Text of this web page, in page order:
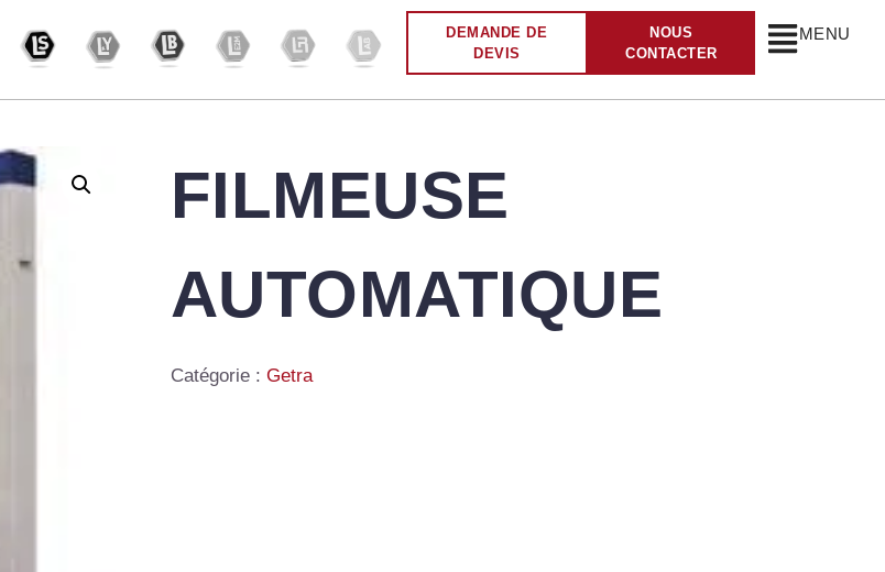
DEMANDE DE
DEVIS
NOUS
CONTACTER
MENU
FILMEUSE
AUTOMATIQUE
Catégorie : Getra